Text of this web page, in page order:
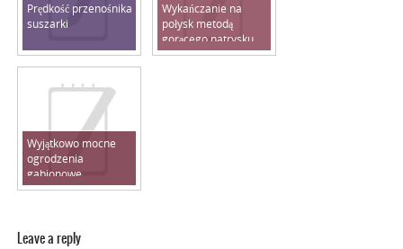
Prędkość przenośnika
suszarki
Wykańczanie na
połysk metodą
gorącego natrysku
Wyjątkowo mocne
ogrodzenia
gabionowe
Leave a reply